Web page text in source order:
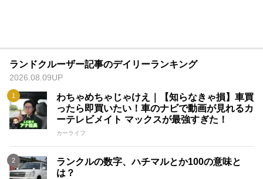
ランドクルーザー記事のデイリーランキング
2026.08.09UP
わちゃめちゃじゃけえ｜【知らなきゃ損】車買
ったら即買いたい！車のナビで動画が見れるカ
ーテレビメイト マックスが最強すぎた！
カーライフ
ランクルの数字、ハチマルとか100の意味と
は？